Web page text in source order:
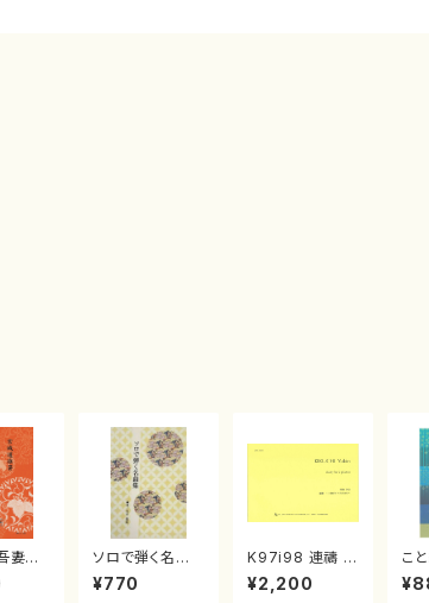
妻獅
》
雄
ソロで弾く名曲
集 クリスマス・
イブ／恋人がサ
¥770
K97i98 連禱 :
2台ピアノのため
の（2 Pianos /
¥2,200
こ
戸